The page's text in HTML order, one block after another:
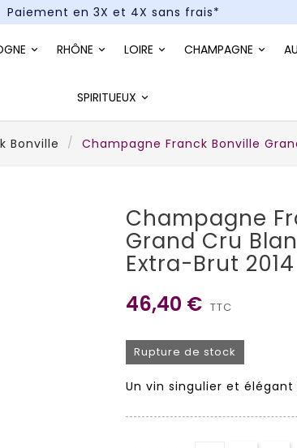
Paiement en 3X et 4X sans frais*
RHÔNE LOIRE CHAMPAGNE
SPIRITUEUX
Bonville Champagne Franck Bonville
Champagne
Grand Cru
Extra-Brut 2014
46,40 € TTC
Rupture de stock
Un vin singulier et élégant